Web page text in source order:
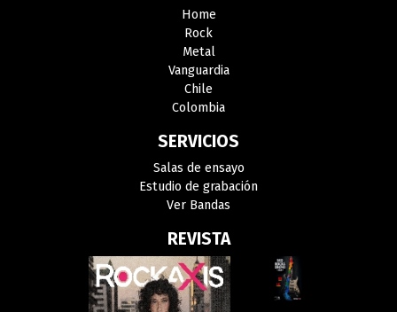
Home
Rock
Metal
Vanguardia
Chile
Colombia
SERVICIOS
Salas de ensayo
Estudio de grabación
Ver Bandas
REVISTA